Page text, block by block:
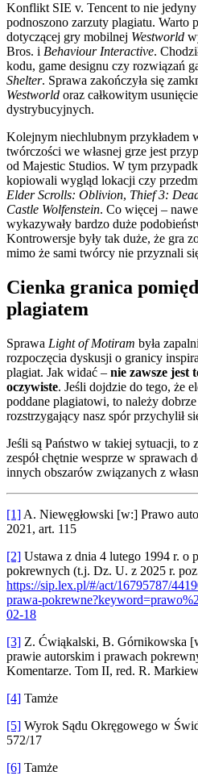
Konflikt SIE v. Tencent to nie
podnoszono zarzuty plagiatu. Warto
dotyczącej gry mobilnej Westworld
Bros. i Behaviour Interactive.
kodu, game designu czy rozwiązań
Shelter. Sprawa zakończyła się
Westworld oraz całkowitym
dystrybucyjnych.
Kolejnym niechlubnym przykładem
twórczości we własnej grze jest
od Majestic Studios. W tym
kopiowali wygląd lokacji czy
Elder Scrolls: Oblivion, Thief 3:
Castle Wolfenstein. Co więcej –
wykazywały bardzo duże
Kontrowersje były tak duże, że gra
mimo że sami twórcy nie przyznali
Cienka granica
plagiatem
Sprawa Light of Motiram była
rozpoczęcia dyskusji o granicy
plagiat. Jak widać – nie zawsze jest
oczywiste. Jeśli dojdzie do tego, że
poddane plagiatowi, to należy
rozstrzygający nasz spór przychylił
Jeśli są Państwo w takiej sytuacji, to
zespół chętnie wesprze w sprawach
innych obszarów związanych z
[1] A. Niewęgłowski [w:] Prawo
2021, art. 115
[2] Ustawa z dnia 4 lutego 1994 r. o
pokrewnych (t.j. Dz. U. z 2025 r.
https://sip.lex.pl/#/act/16795787/
prawa-
02-18
[3] Z. Ćwiąkalski, B. Górnikowska
prawie autorskim i prawach
Komentarze. Tom II, red. R.
[4] Tamże
[5] Wyrok Sądu Okręgowego w
572/17
[6] Tamże